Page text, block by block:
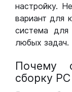
настройку.
вариант для
система
любых задач.
Почему
сборку